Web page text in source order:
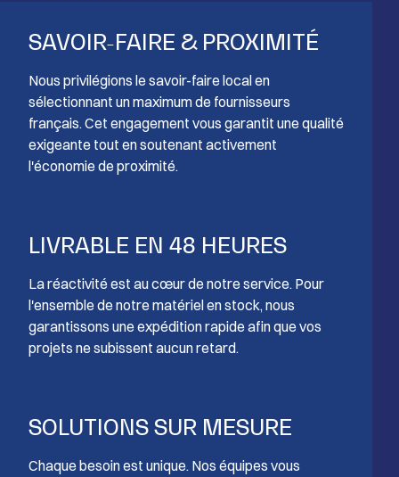
SAVOIR-FAIRE & PROXIMITÉ
Nous privilégions le savoir-faire local en
sélectionnant un maximum de fournisseurs
français. Cet engagement vous garantit une qualité
exigeante tout en soutenant activement
l'économie de proximité.
LIVRABLE EN 48 HEURES
La réactivité est au cœur de notre service. Pour
l'ensemble de notre matériel en stock, nous
garantissons une expédition rapide afin que vos
projets ne subissent aucun retard.
SOLUTIONS SUR MESURE
Chaque besoin est unique. Nos équipes vous